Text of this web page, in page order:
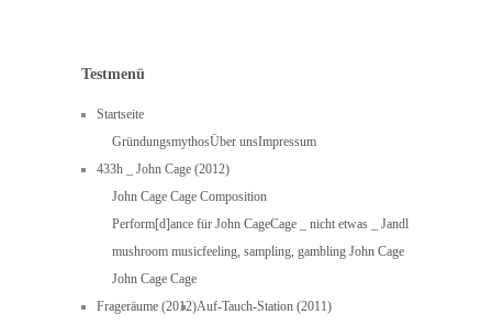
Testmenü
Startseite
GründungsmythosÜber unsImpressum
433h _ John Cage (2012)
John Cage Cage Composition
Perform[d]ance für John CageCage _ nicht etwas _ Jandl
mushroom musicfeeling, sampling, gambling John Cage
John Cage Cage
Frageräume (2012)Auf-Tauch-Station (2011)